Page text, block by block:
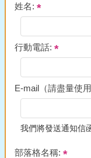
姓名:
行動電話:
E-mail（請盡量使
我們將發送通知信
部落格名稱: